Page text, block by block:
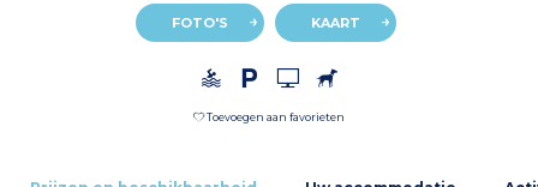
FOTO'S KAART
Toevoegen aan favorieten